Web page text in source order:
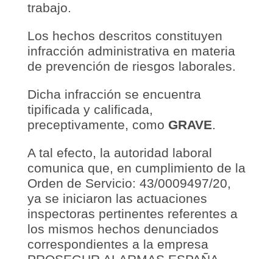
trabajo.
Los hechos descritos constituyen
infracción administrativa en materia
de prevención de riesgos laborales.
Dicha infracción se encuentra
tipificada y calificada,
preceptivamente, como GRAVE.
A tal efecto, la autoridad laboral
comunica que, en cumplimiento de la
Orden de Servicio: 43/0009497/20,
ya se iniciaron las actuaciones
inspectoras pertinentes referentes a
los mismos hechos denunciados
correspondientes a la empresa